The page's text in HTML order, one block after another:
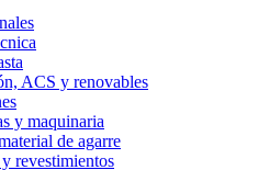
ACS y renovables
y maquinaria
de agarre
revestimientos